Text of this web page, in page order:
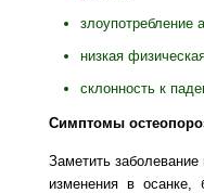
злоупотребление
низкая
склонность к
Симптомы
Заметить
изменения в осанке,